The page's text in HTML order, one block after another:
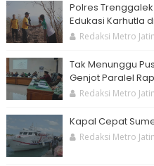
Polres
Edukasi Karhutla
Redaksi Metro
Tak Menunggu
Genjot Paralel
Redaksi Metro
Kapal Cepat
Redaksi Metro